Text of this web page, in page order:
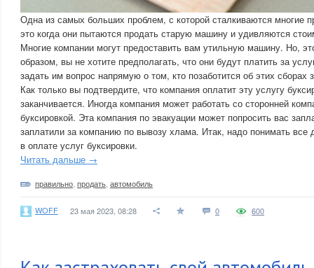
Одна из самых больших проблем, с которой сталкиваются многие
это когда они пытаются продать старую машину и удивляются
Многие компании могут предоставить вам утильную машину. Но,
образом, вы не хотите предполагать, что они будут платить за
задать им вопрос напрямую о том, кто позаботится об этих сборах
Как только вы подтвердите, что компания оплатит эту услугу
заканчивается. Иногда компания может работать со сторонней
буксировкой. Эта компания по эвакуации может попросить вас
заплатили за компанию по вывозу хлама. Итак, надо понимать
в оплате услуг буксировки.
Читать дальше →
правильно продать автомобиль
WOFF 23 мая 2023, 08:28 0 600